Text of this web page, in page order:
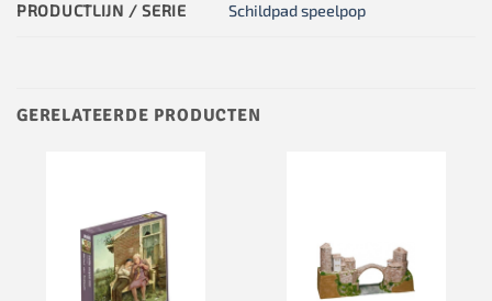
PRODUCTLIJN / SERIE Schildpad speelpop
GERELATEERDE PRODUCTEN